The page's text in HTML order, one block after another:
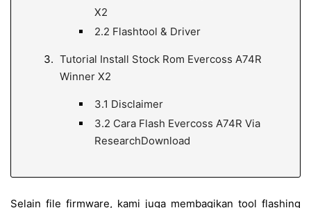
X2
2.2 Flashtool & Driver
Tutorial Install Stock Rom Evercoss A74R
Winner X2
3.1 Disclaimer
3.2 Cara Flash Evercoss A74R Via
ResearchDownload
Selain file firmware, kami juga membagikan tool flashing